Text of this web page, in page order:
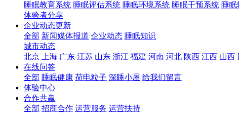
睡眠教育系统 睡眠评估系统 睡眠环境系统 睡眠干预系统 睡眠
体验者分享
企业动态更新
全部 新闻媒体报道 企业动态 睡眠知识
城市动态
北京
上海 广东 江苏 山东 浙江 福建 河南 河北 陕西 江西 山西
在线问答
全部 睡眠健康 荷电粒子 深睡小屋 给我们留言
体验中心
合作共赢
全部 招商合作 运营服务 运营扶持